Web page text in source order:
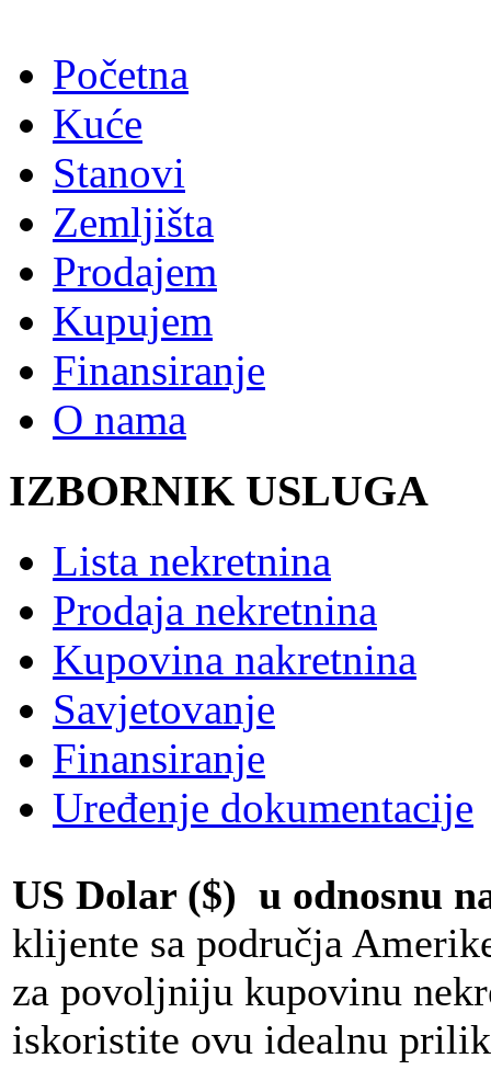
Početna
Kuće
Stanovi
Zemljišta
Prodajem
Kupujem
Finansiranje
O nama
IZBORNIK USLUGA
Lista nekretnina
Prodaja nekretnina
Kupovina nakretnina
Savjetovanje
Finansiranje
Uređenje dokumentacije
US Dolar ($) u odnosnu
klijente sa područja
za povoljniju kupovinu
iskoristite ovu idealnu